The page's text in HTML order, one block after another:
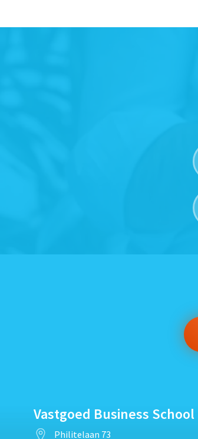
Vastgoed Business School
Philitelaan 73